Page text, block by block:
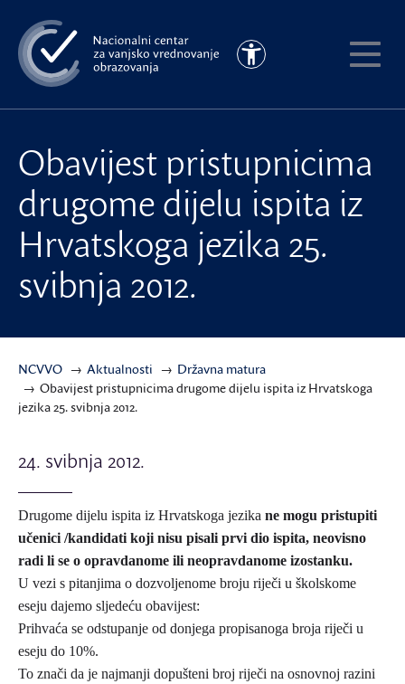
na
glavni
sadržaj
Pristupačnost
Obavijest pristupnicima
drugome dijelu ispita iz
Hrvatskoga jezika 25.
svibnja 2012.
NCVVO Aktualnosti
Državna matura
Obavijest pristupnicima drugome dijelu ispita iz Hrvatskoga
jezika 25. svibnja 2012.
24. svibnja 2012.
Drugome dijelu ispita iz Hrvatskoga jezika ne mogu pristupiti
učenici /kandidati koji nisu pisali prvi dio ispita, neovisno
radi li se o opravdanome ili neopravdanome izostanku.
U vezi s pitanjima o dozvoljenome broju riječi u školskome
eseju dajemo sljedeću obavijest:
Prihvaća se odstupanje od donjega propisanoga broja riječi u
eseju do 10%.
To znači da je najmanji dopušteni broj riječi na osnovnoj razini